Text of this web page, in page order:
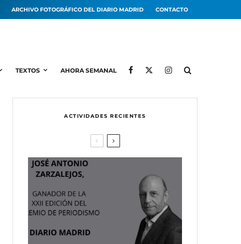
ARCHIVO FOTOGRÁFICO DEL DIARIO MADRID CONTACTO
TEXTOS AHORA SEMANAL
ACTIVIDADES RECIENTES